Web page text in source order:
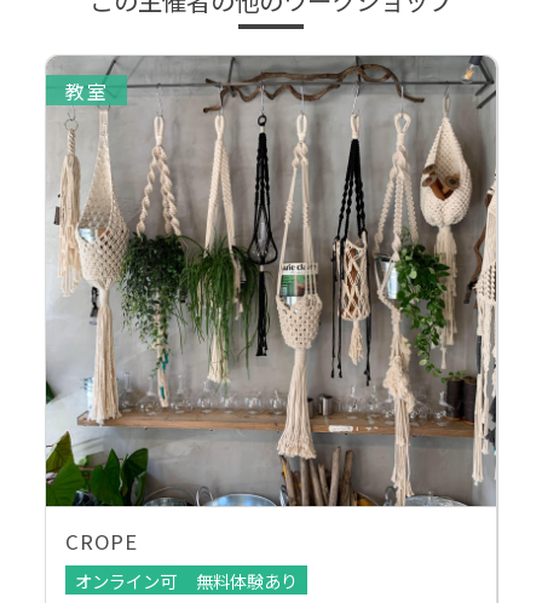
教室
CROPE
オンライン可
無料体験あり